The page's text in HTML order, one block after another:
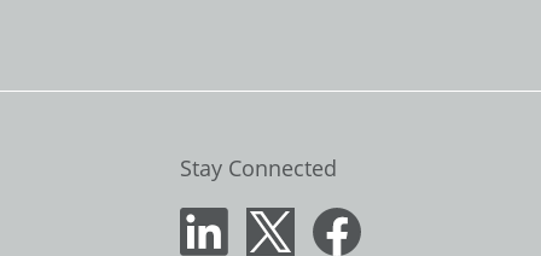
Stay Connected